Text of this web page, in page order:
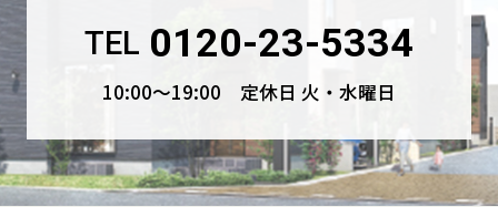
TEL 0120-23-5334
10:00〜19:00 定休日 火・水曜日